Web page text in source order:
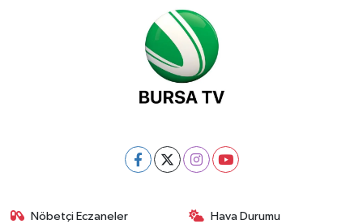
Nöbetçi Eczaneler Hava Durumu